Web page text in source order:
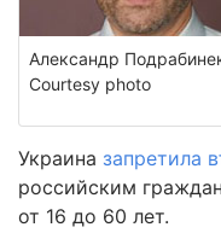
Александр
Courtesy photo
Украина запретила
российским
от 16 до 60 лет.